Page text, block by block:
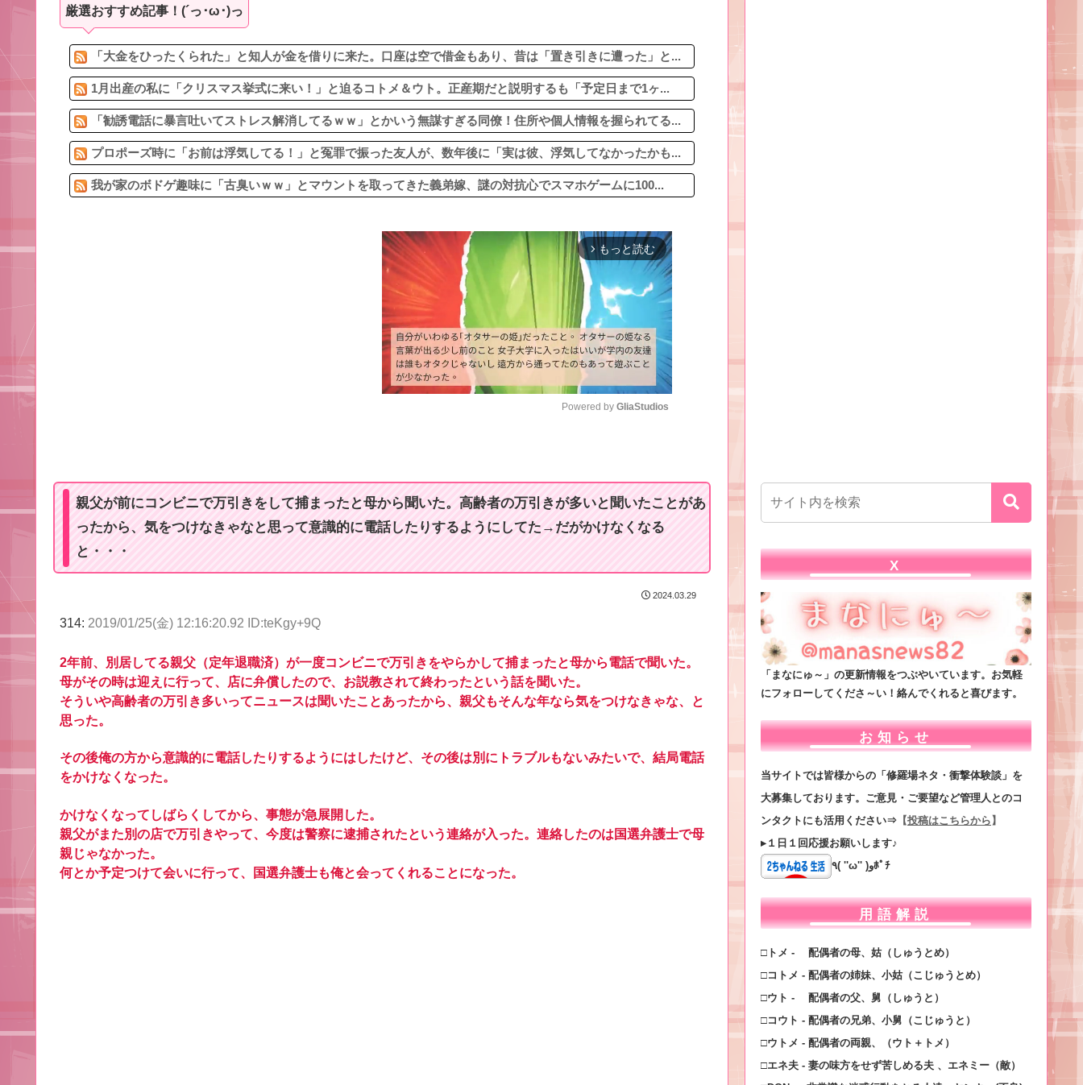
週1エステ＆週3パーソナルジム通いの美意識過剰な先輩「これって普通だよね...
女性用のトイレに入る男性を犯罪扱いするなって無理あるよね。犯罪者にはもっ...
【悲報】ワイ引っ越しでヤバいものも一緒に連れてきてしまった模様
厳選おすすめ記事！(´っ･ω･)っ
「大金をひったくられた」と知人が金を借りに来た。口座は空で借金もあり、昔は「置き引きに遭った」と...
1月出産の私に「クリスマス挙式に来い！」と迫るコトメ＆ウト。正産期だと説明するも「予定日まで1ヶ...
「勧誘電話に暴言吐いてストレス解消してるｗｗ」とかいう無謀すぎる同僚！住所や個人情報を握られてる...
プロポーズ時に「お前は浮気してる！」と冤罪で振った友人が、数年後に「実は彼、浮気してなかったかも...
我が家のボドゲ趣味に「古臭いｗｗ」とマウントを取ってきた義弟嫁、謎の対抗心でスマホゲームに100...
arrow_forward_ios もっと読む
t
e
Powered by GliaStudios
親父が前にコンビニで万引きをして捕まったと母から聞いた。高齢者の万引きが多いと聞いたことがあ
ったから、気をつけなきゃなと思って意識的に電話したりするようにしてた→だがかけなくなる
と・・・
2024.03.29
314: 2019/01/25(金) 12:16:20.92 ID:teKgy+9Q
2年前、別居してる親父（定年退職済）が一度コンビニで万引きをやらかして捕まったと母から電話で聞いた。
母がその時は迎えに行って、店に弁償したので、お説教されて終わったという話を聞いた。
そういや高齢者の万引き多いってニュースは聞いたことあったから、親父もそんな年なら気をつけなきゃな、と
思った。
その後俺の方から意識的に電話したりするようにはしたけど、その後は別にトラブルもないみたいで、結局電話
をかけなくなった。
かけなくなってしばらくしてから、事態が急展開した。
親父がまた別の店で万引きやって、今度は警察に逮捕されたという連絡が入った。連絡したのは国選弁護士で母
親じゃなかった。
何とか予定つけて会いに行って、国選弁護士も俺と会ってくれることになった。
X
「まなにゅ～」の更新情報をつぶやいています。お気軽
にフォローしてくださ～い！絡んでくれると喜びます。
お知らせ
当サイトでは皆様からの「修羅場ネタ・衝撃体験談」を
大募集しております。ご意見・ご要望など管理人とのコ
ンタクトにも活用ください⇒ 【投稿はこちらから 】
▸１日１回応援お願いします♪
٩( ''ω'' )وﾎﾟﾁ
用語解説
□トメ - 配偶者の母、姑（しゅうとめ）
□コトメ - 配偶者の姉妹、小姑（こじゅうとめ）
□ウト - 配偶者の父、舅（しゅうと）
□コウト - 配偶者の兄弟、小舅（こじゅうと）
□ウトメ - 配偶者の両親、（ウト＋トメ）
□エネ夫 - 妻の味方をせず苦しめる夫 、エネミー（敵）